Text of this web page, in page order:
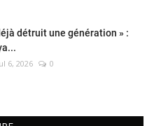
détruit une génération » :
6, 2026 0